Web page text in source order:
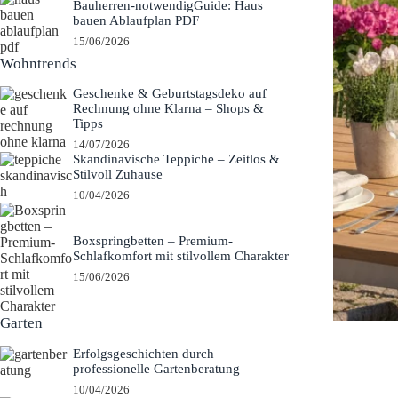
Bauherren-notwendigGuide: Haus
bauen Ablaufplan PDF
15/06/2026
Wohntrends
Geschenke & Geburtstagsdeko auf
Rechnung ohne Klarna – Shops &
Tipps
14/07/2026
Skandinavische Teppiche – Zeitlos &
Stilvoll Zuhause
10/04/2026
Boxspringbetten – Premium-
Schlafkomfort mit stilvollem Charakter
15/06/2026
Garten
Erfolgsgeschichten durch
professionelle Gartenberatung
10/04/2026